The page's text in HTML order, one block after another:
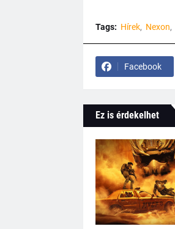
Tags: Hírek Nexon
Facebook
Ez is érdekelhet